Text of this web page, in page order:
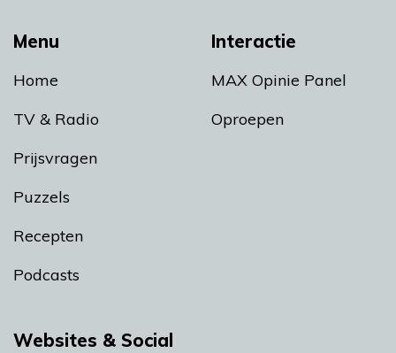
Menu
Home
TV & Radio
Prijsvragen
Puzzels
Recepten
Podcasts
Interactie
MAX Opinie Panel
Oproepen
Websites & Social